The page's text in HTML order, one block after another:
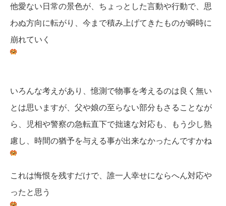
他愛ない日常の景色が、ちょっとした言動や行動で、思
わぬ方向に転がり、今まで積み上げてきたものが瞬時に
崩れていく
いろんな考えがあり、憶測で物事を考えるのは良く無い
とは思いますが、父や娘の至らない部分もさることなが
ら、児相や警察の急転直下で拙速な対応も、もう少し熟
慮し、時間の猶予を与える事が出来なかったんですかね
これは悔恨を残すだけで、誰一人幸せにならへん対応や
ったと思う